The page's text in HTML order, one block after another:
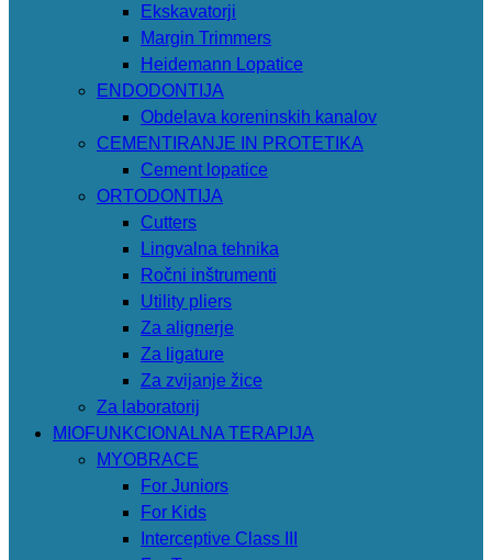
Ekskavatorji
Margin Trimmers
Heidemann Lopatice
ENDODONTIJA
Obdelava koreninskih kanalov
CEMENTIRANJE IN PROTETIKA
Cement lopatice
ORTODONTIJA
Cutters
Lingvalna tehnika
Ročni inštrumenti
Utility pliers
Za alignerje
Za ligature
Za zvijanje žice
Za laboratorij
MIOFUNKCIONALNA TERAPIJA
MYOBRACE
For Juniors
For Kids
Interceptive Class III